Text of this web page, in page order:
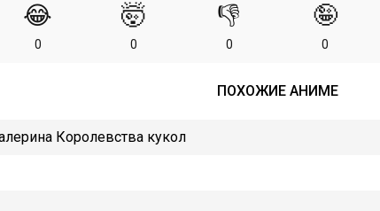
😂
0
🤯
0
👎
0
🤪
0
ПОХОЖИЕ АНИМЕ
Королевства кукол